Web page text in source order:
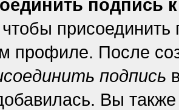
подпись
профиле. После
подпись
Вы